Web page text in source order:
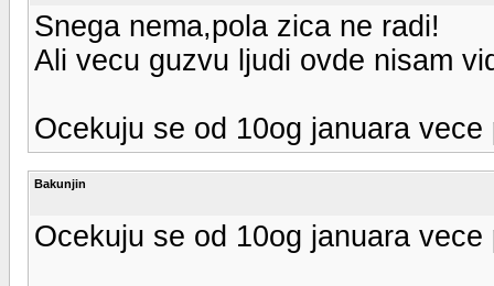
Snega nema,pola zica ne radi!
Ali vecu guzvu ljudi ovde nisam
Ocekuju se od 10og januara vece
Bakunjin
Ocekuju se od 10og januara vece